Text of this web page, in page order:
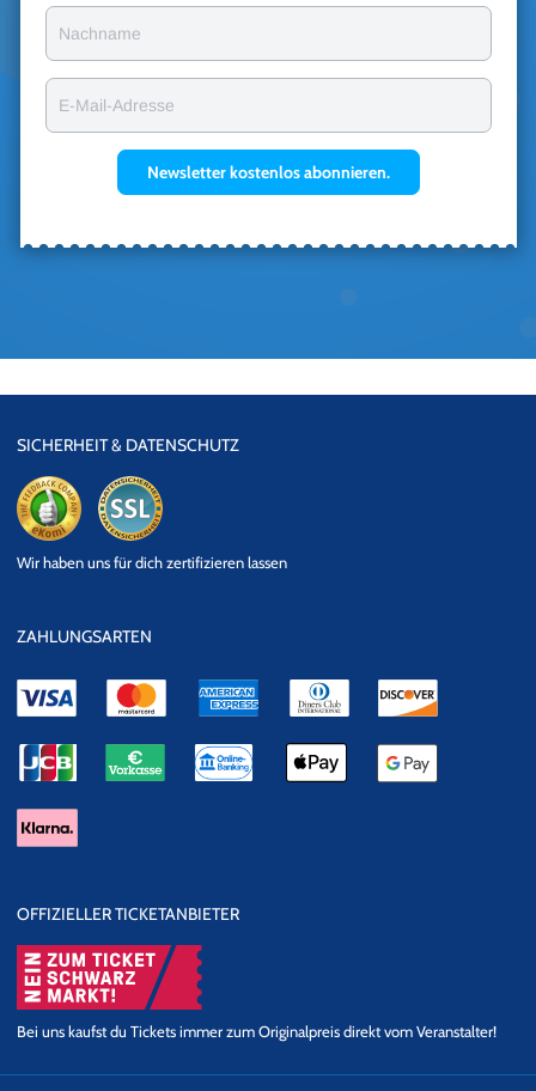
Nachname
E-Mail-Adresse
Newsletter kostenlos abonnieren.
SICHERHEIT & DATENSCHUTZ
Datensicherheit
Wir haben uns für dich zertifizieren lassen
ZAHLUNGSARTEN
OFFIZIELLER TICKETANBIETER
Bei uns kaufst du Tickets immer zum Originalpreis direkt vom Veranstalter!